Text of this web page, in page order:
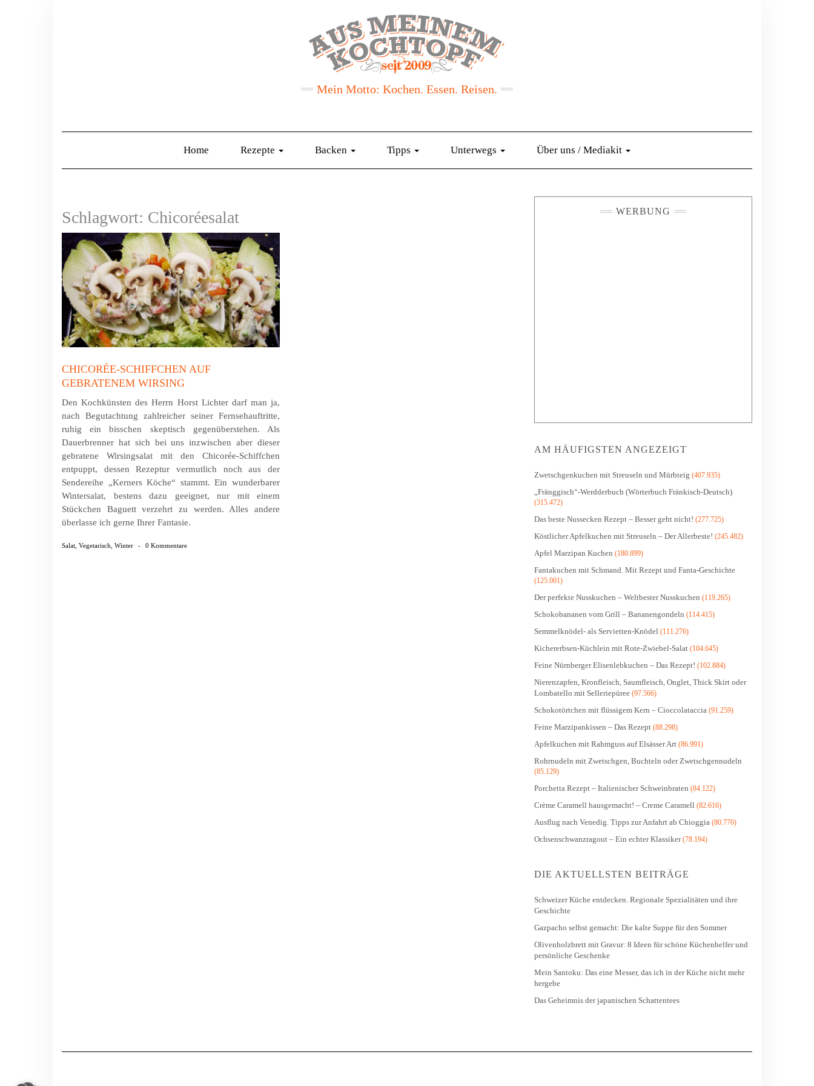
Mein Motto: Kochen. Essen. Reisen.
Home Rezepte Backen Tipps Unterwegs Über uns / Mediakit
Schlagwort: Chicoréesalat
CHICORÉE-SCHIFFCHEN AUF
GEBRATENEM WIRSING
Den Kochkünsten des Herrn Horst Lichter darf man ja,
nach Begutachtung zahlreicher seiner Fernsehauftritte,
ruhig ein bisschen skeptisch gegenüberstehen. Als
Dauerbrenner hat sich bei uns inzwischen aber dieser
gebratene Wirsingsalat mit den Chicorée-Schiffchen
entpuppt, dessen Rezeptur vermutlich noch aus der
Sendereihe „Kerners Köche“ stammt. Ein wunderbarer
Wintersalat, bestens dazu geeignet, nur mit einem
Stückchen Baguett verzehrt zu werden. Alles andere
überlasse ich gerne Ihrer Fantasie.
Salat, Vegetarisch, Winter - 0 Kommentare
WERBUNG
AM HÄUFIGSTEN ANGEZEIGT
Zwetschgenkuchen mit Streuseln und Mürbteig (407.935)
„Fränggisch“-Werdderbuch (Wörterbuch Fränkisch-Deutsch)
(315.472)
Das beste Nussecken Rezept – Besser geht nicht! (277.725)
Köstlicher Apfelkuchen mit Streuseln – Der Allerbeste! (245.482)
Apfel Marzipan Kuchen (180.899)
Fantakuchen mit Schmand. Mit Rezept und Fanta-Geschichte
(125.001)
Der perfekte Nusskuchen – Weltbester Nusskuchen (119.265)
Schokobananen vom Grill – Bananengondeln (114.415)
Semmelknödel- als Servietten-Knödel (111.276)
Kichererbsen-Küchlein mit Rote-Zwiebel-Salat (104.645)
Feine Nürnberger Elisenlebkuchen – Das Rezept! (102.884)
Nierenzapfen, Kronfleisch, Saumfleisch, Onglet, Thick Skirt oder
Lombatello mit Selleriepüree (97.566)
Schokotörtchen mit flüssigem Kern – Cioccolataccia (91.259)
Feine Marzipankissen – Das Rezept (88.298)
Apfelkuchen mit Rahmguss auf Elsässer Art (86.991)
Rohrnudeln mit Zwetschgen, Buchteln oder Zwetschgennudeln
(85.129)
Porchetta Rezept – Italienischer Schweinbraten (84.122)
Crème Caramell hausgemacht! – Creme Caramell (82.616)
Ausflug nach Venedig. Tipps zur Anfahrt ab Chioggia (80.770)
Ochsenschwanzragout – Ein echter Klassiker(78.194)
DIE AKTUELLSTEN BEITRÄGE
Schweizer Küche entdecken. Regionale Spezialitäten und ihre
Geschichte
Gazpacho selbst gemacht: Die kalte Suppe für den Sommer
Olivenholzbrett mit Gravur: 8 Ideen für schöne Küchenhelfer und
persönliche Geschenke
Mein Santoku: Das eine Messer, das ich in der Küche nicht mehr
hergebe
Das Geheimnis der japanischen Schattentees